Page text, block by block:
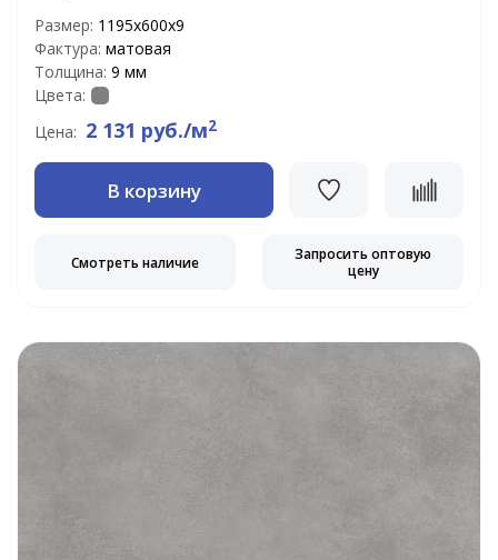
Размер: 1195x600x9
Фактура: матовая
Толщина: 9 мм
Цвета:
Цена: 2 131 руб./м2
В корзину
Смотреть наличие
Запросить оптовую
цену